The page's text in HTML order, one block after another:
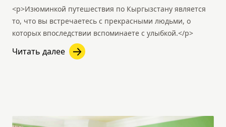
<p>Изюминкой путешествия по Кыргызстану является
то, что вы встречаетесь с прекрасными людьми, о
которых впоследствии вспоминаете с улыбкой.</p>
Читать далее